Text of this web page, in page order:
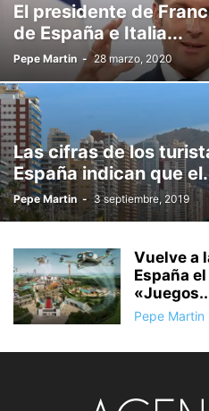
El presidente de
de España e Italia...
Pepe Martin - 28 marzo, 2020
Las cifras de los
España indican que
Pepe Martin - 3 septiembre, 2019
Vuelve a
España
Pepe Martin